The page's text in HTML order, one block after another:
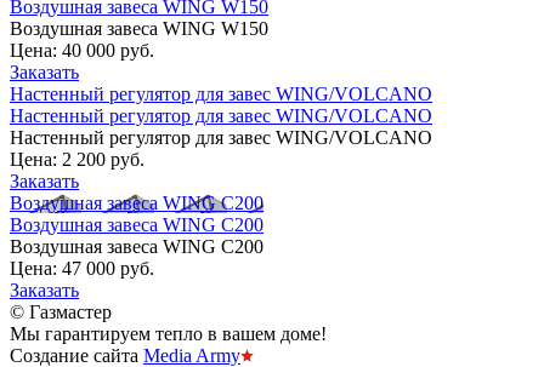
Воздушная завеса WING W150
Воздушная завеса WING W150
Цена: 40 000 руб.
Заказать
Настенный регулятор для завес WING/VOLCANO
Настенный регулятор для завес WING/VOLCANO
Настенный регулятор для завес WING/VOLCANO
Цена: 2 200 руб.
Заказать
Воздушная завеса WING C200
Воздушная завеса WING C200
Воздушная завеса WING C200
Цена: 47 000 руб.
Заказать
© Газмастер
Мы гарантируем тепло в вашем доме!
Создание сайта Media Army